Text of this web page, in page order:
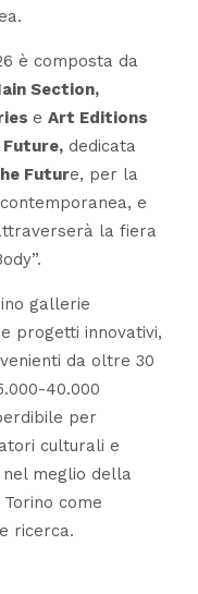
è composta da
Section,
e Art Editions
dedicata
Future, per la
e
la fiera
gallerie
progetti innovativi,
da oltre 30
40.000
per
culturali e
meglio della
come
ricerca.